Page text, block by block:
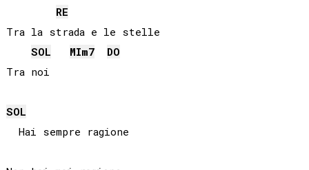
RE
Tra la strada e le stelle
SOL
MIm7
DO
Tra noi
SOL
  Hai sempre ragione